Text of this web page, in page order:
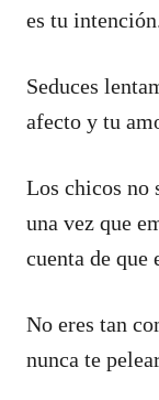
es tu
Seduces
afecto y tu
Los chicos no
una vez que
cuenta de que
No eres tan
nunca te